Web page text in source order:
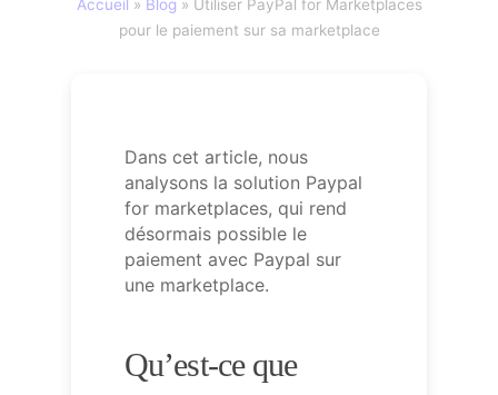
Accueil » Blog » Utiliser PayPal for Marketplaces
pour le paiement sur sa marketplace
Dans cet article, nous
analysons la solution Paypal
for marketplaces, qui rend
désormais possible le
paiement avec Paypal sur
une marketplace.
Qu’est-ce que